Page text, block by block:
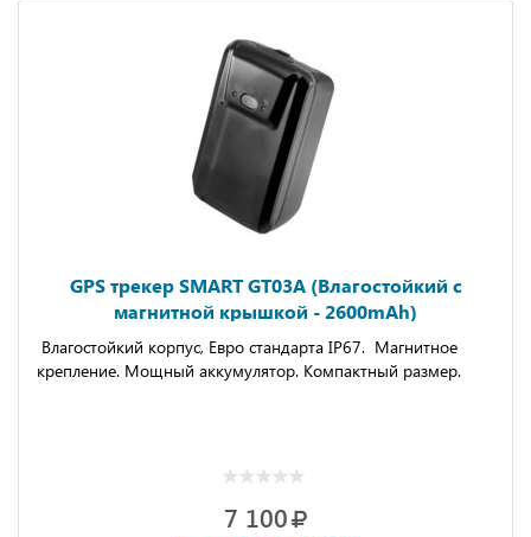
GPS трекер SMART GT03A (Влагостойкий с
магнитной крышкой - 2600mAh)
Влагостойкий корпус, Евро стандарта IP67. Магнитное
крепление. Мощный аккумулятор. Компактный размер.
7 100